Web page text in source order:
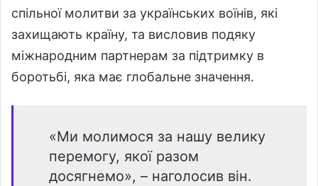
спільної молитви за українських воїнів, які
захищають країну, та висловив подяку
міжнародним партнерам за підтримку в
боротьбі, яка має глобальне значення.
«Ми молимося за нашу велику
перемогу, якої разом
досягнемо», – наголосив він.